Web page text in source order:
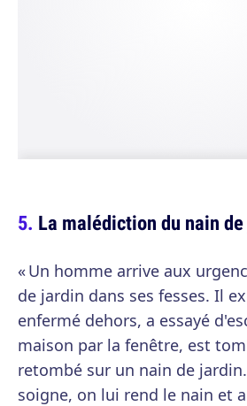
La malédiction du nain
« Un homme arrive aux
de jardin dans ses fesses. Il
enfermé dehors, a essayé
maison par la fenêtre, est
retombé sur un nain de
soigne, on lui rend le nain et